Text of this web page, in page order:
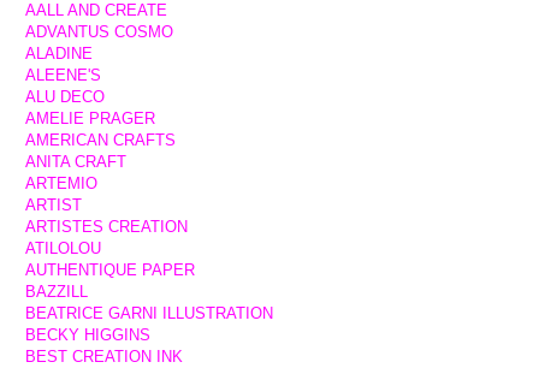
AALL AND CREATE
ADVANTUS COSMO
ALADINE
ALEENE'S
ALU DECO
AMELIE PRAGER
AMERICAN CRAFTS
ANITA CRAFT
ARTEMIO
ARTIST
ARTISTES CREATION
ATILOLOU
AUTHENTIQUE PAPER
BAZZILL
BEATRICE GARNI ILLUSTRATION
BECKY HIGGINS
BEST CREATION INK